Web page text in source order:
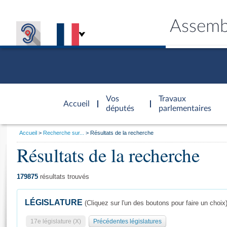
Accueil
d'accueil
Vos
députés
Travaux
parlementaires
Général
Vous
Accueil Recherche sur... Résultats de la recherche
Résultats de la recherche
179875 résultats trouvés
LÉGISLATURE (Cliquez sur l'un des boutons pour faire un choix)
17e législature (X) Précédentes législatures